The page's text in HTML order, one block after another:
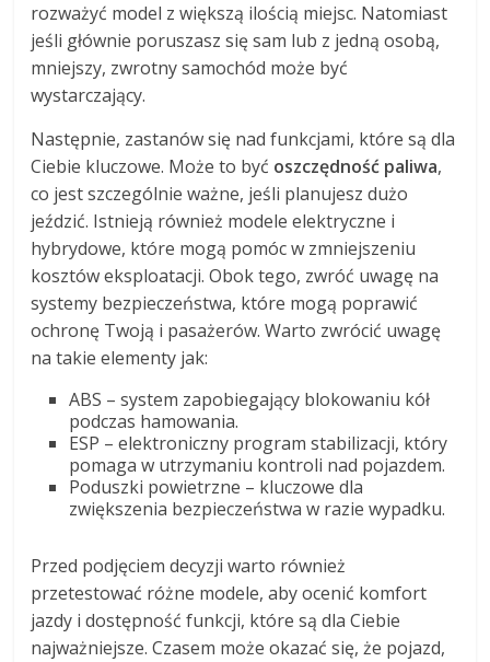
rozważyć model z większą ilością miejsc. Natomiast
jeśli głównie poruszasz się sam lub z jedną osobą,
mniejszy, zwrotny samochód może być
wystarczający.
Następnie, zastanów się nad funkcjami, które są dla
Ciebie kluczowe. Może to być oszczędność paliwa,
co jest szczególnie ważne, jeśli planujesz dużo
jeździć. Istnieją również modele elektryczne i
hybrydowe, które mogą pomóc w zmniejszeniu
kosztów eksploatacji. Obok tego, zwróć uwagę na
systemy bezpieczeństwa, które mogą poprawić
ochronę Twoją i pasażerów. Warto zwrócić uwagę
na takie elementy jak:
ABS – system zapobiegający blokowaniu kół
podczas hamowania.
ESP – elektroniczny program stabilizacji, który
pomaga w utrzymaniu kontroli nad pojazdem.
Poduszki powietrzne – kluczowe dla
zwiększenia bezpieczeństwa w razie wypadku.
Przed podjęciem decyzji warto również
przetestować różne modele, aby ocenić komfort
jazdy i dostępność funkcji, które są dla Ciebie
najważniejsze. Czasem może okazać się, że pojazd,